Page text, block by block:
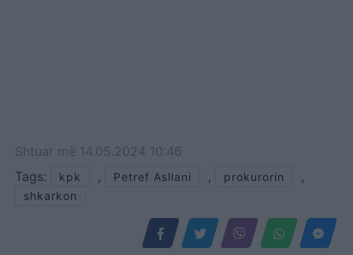
Shtuar më 14.05.2024 10:46
Tags:
kpk , Petref Asllani , prokurorin ,
shkarkon